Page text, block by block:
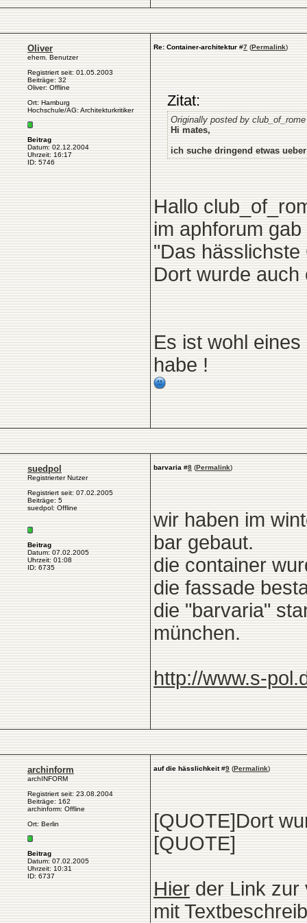
Oliver
ehem. Benutzer
Registriert seit: 01.05.2003
Beiträge: 32
Oliver: Offline
Ort: Hamburg
Hochschule/AG: Architekturkritiker
Beitrag
Datum: 02.12.2004
Uhrzeit: 16:17
ID: 5746
Re: Container-architektur #7 (Permalink)
Zitat:
Originally posted by club_of_rome
Hi mates,
ich suche dringend etwas
Hallo
im aphforum
"Das
Dort wurde
Es ist wohl
habe !
suedpol
Registrierter Nutzer
Registriert seit: 07.02.2005
Beiträge: 5
suedpol: Offline
Beitrag
Datum: 07.02.2005
Uhrzeit: 01:08
ID: 6735
barvaria #8 (Permalink)
wir haben im
bar gebaut.
die container
die fassade
die "barvaria"
münchen.
http://www.s-
archinform
archINFORM
Registriert seit: 23.08.2004
Beiträge: 162
archinform: Offline
Ort: Berlin
Beitrag
Datum: 07.02.2005
Uhrzeit: 10:31
ID: 6737
auf die hässlichkeit#9 (Permalink)
[QUOTE]Dort
[QUOTE]
Hier der Link zur
mit